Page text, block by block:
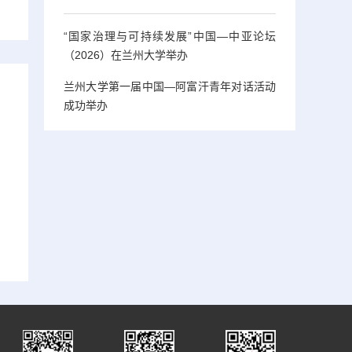
“国家治理与可持续发展”中国—中亚论坛
（2026）在兰州大学举办
兰州大学第一届中国—阿富汗青年对话活动
成功举办